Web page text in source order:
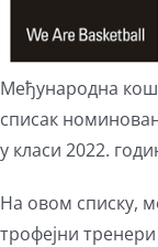
Међународнa
списак
у класи 2022.
На овом списку,
трофејни